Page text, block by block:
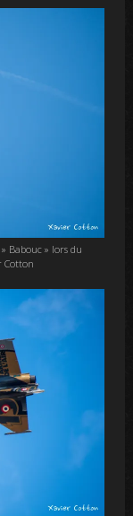
Babouc » lors du
Cotton